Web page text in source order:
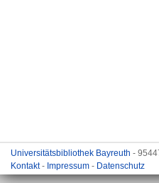
Universitätsbibliothek Bayreuth -
Kontakt- Impressum - Datenschutz